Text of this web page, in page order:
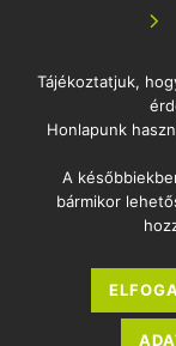
1097
Tájékoztatjuk,
Honlapunk
A
bármikor